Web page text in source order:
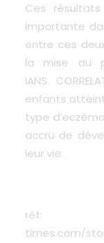
Ces
importante
entre ces
la mise au
IANS
enfants
type
accru de
leur vie.
times.com/